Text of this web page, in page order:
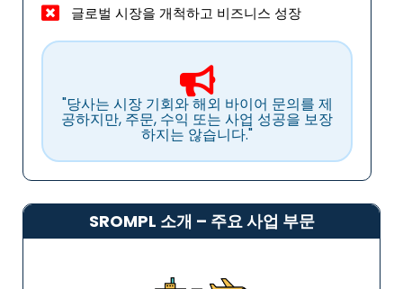
글로벌 시장을 개척하고 비즈니스 성장
"당사는 시장 기회와 해외 바이어 문의를 제
공하지만, 주문, 수익 또는 사업 성공을 보장
하지는 않습니다."
SROMPL 소개 – 주요 사업 부문